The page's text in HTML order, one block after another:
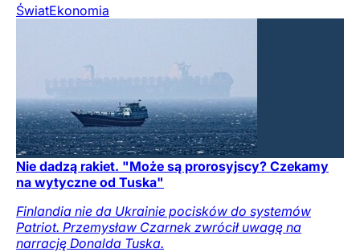
ŚwiatEkonomia
Nie dadzą rakiet. "Może są prorosyjscy? Czekamy
na wytyczne od Tuska"
Finlandia nie da Ukrainie pocisków do systemów
Patriot. Przemysław Czarnek zwrócił uwagę na
narrację Donalda Tuska.